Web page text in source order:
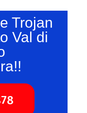
Trojan
Val di